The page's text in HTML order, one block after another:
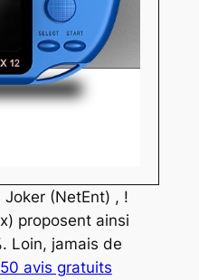
(NetEnt) , !
proposent ainsi
Loin, jamais de
avis gratuits